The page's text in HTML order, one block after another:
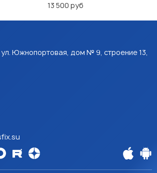
13 500 руб
ул. Южнопортовая, дом № 9, строение 13,